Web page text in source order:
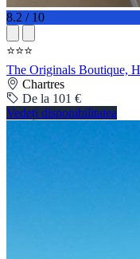
8.2 / 10
⭐⭐⭐
The Originals Boutique,
Chartres
De la 101 €
Vedeți disponibilitatea